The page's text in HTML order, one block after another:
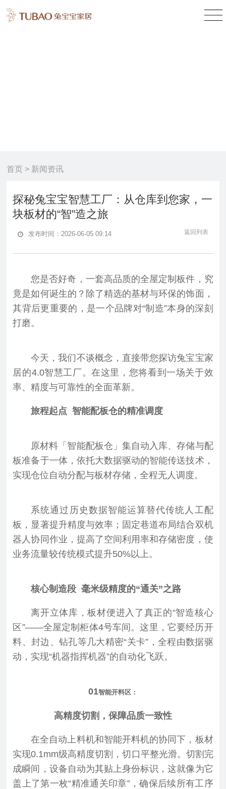
首页 > 新闻资讯
探秘兔宝宝智慧工厂：从仓库到您家，一
块板材的“智”造之旅
发布时间：2026-06-05 09:14 返回列表
您是否好奇，一套高品质的全屋定制板件，究
竟是如何诞生的？除了精选的基材与环保的饰面，
其背后更重要的，是一个品牌对“制造”本身的深刻
打磨。
今天，我们不谈概念，直接带您探访兔宝宝家
居的4.0智慧工厂。在这里，您将看到一场关于效
率、精度与可靠性的全面革新。
旅程起点 智能配板仓的精准调度
原材料「智能配板仓」集自动入库、存储与配
板准备于一体，依托大数据驱动的智能传送技术，
实现仓位自动分配与板材存储，全程无人调度。
系统通过历史数据智能运算替代传统人工配
板，显著提升精度与效率；固定巷道布局结合双机
器人协同作业，提高了空间利用率和存储密度，使
业务流量较传统模式提升50%以上。
核心制造段 毫米级精度的“通关”之路
离开立体库，板材便进入了真正的“智造核心
区”——全屋定制柜体4号车间。这里，它要经历开
料、封边、钻孔等几大精密“关卡”，全程由数据驱
动，实现“机器指挥机器”的自动化飞跃。
01智能开料区：
高精度切割，保障品质一致性
在全自动上料机和智能开料机的协同下，板材
实现0.1mm级高精度切割，切口平整光滑。切割完
成瞬间，设备自动为其贴上身份标识，这就像为它
盖上了第一枚“精准通关印章”，确保后续所有工序